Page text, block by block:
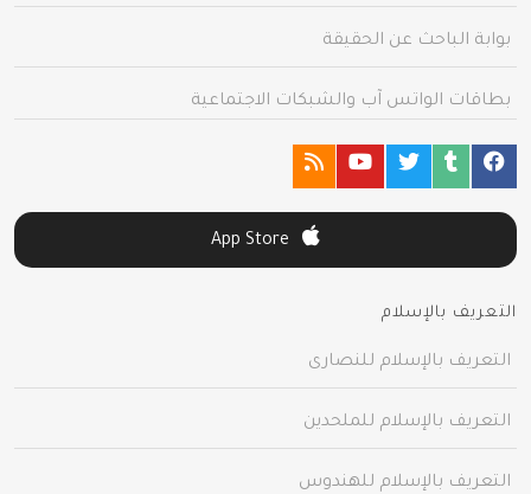
بوابة الباحث عن الحقيقة
بطاقات الواتس آب والشبكات الاجتماعية
التعريف بالإسلام
التعريف بالإسلام للنصارى
التعريف بالإسلام للملحدين
التعريف بالإسلام للهندوس